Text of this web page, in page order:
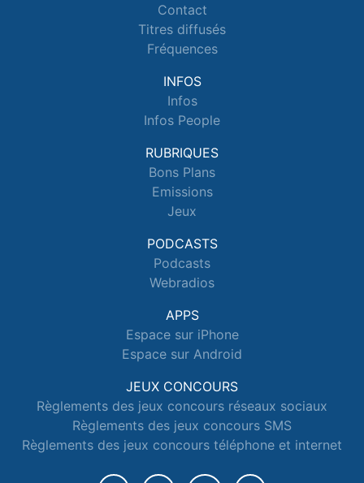
Contact
Titres diffusés
Fréquences
INFOS
Infos
Infos People
RUBRIQUES
Bons Plans
Emissions
Jeux
PODCASTS
Podcasts
Webradios
APPS
Espace sur iPhone
Espace sur Android
JEUX CONCOURS
Règlements des jeux concours réseaux sociaux
Règlements des jeux concours SMS
Règlements des jeux concours téléphone et internet